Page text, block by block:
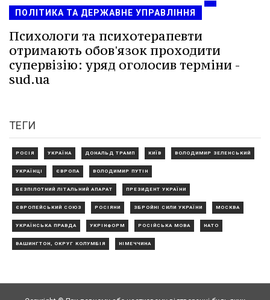
ПОЛІТИКА ТА ДЕРЖАВНЕ УПРАВЛІННЯ
Психологи та психотерапевти
отримають обов'язок проходити
супервізію: уряд оголосив терміни -
sud.ua
ТЕГИ
РОСІЯ УКРАЇНА ДОНАЛЬД ТРАМП КИЇВ ВОЛОДИМИР ЗЕЛЕНСЬКИЙ
УКРАЇНЦІ ЄВРОПА ВОЛОДИМИР ПУТІН
БЕЗПІЛОТНИЙ ЛІТАЛЬНИЙ АПАРАТ ПРЕЗИДЕНТ УКРАЇНИ
ЄВРОПЕЙСЬКИЙ СОЮЗ РОСІЯНИ ЗБРОЙНІ СИЛИ УКРАЇНИ МОСКВА
УКРАЇНСЬКА ПРАВДА УКРІНФОРМ РОСІЙСЬКА МОВА НАТО
ВАШИНГТОН, ОКРУГ КОЛУМБІЯ НІМЕЧЧИНА